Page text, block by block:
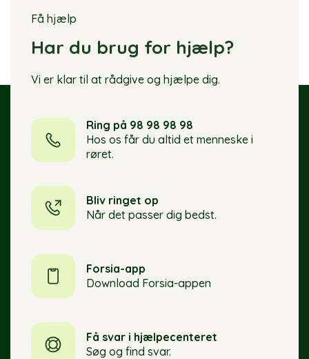
Få hjælp
Har du brug for hjælp?
Vi er klar til at rådgive og hjælpe dig.
Ring på 98 98 98 98
Hos os får du altid et menneske i
røret.
Bliv ringet op
Når det passer dig bedst.
Forsia-app
Download Forsia-appen
Få svar i hjælpecenteret
Søg og find svar.